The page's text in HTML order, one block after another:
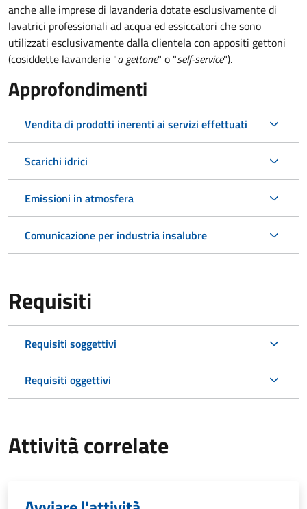
anche alle imprese di lavanderia dotate esclusivamente di
lavatrici professionali ad acqua ed essiccatori che sono
utilizzati esclusivamente dalla clientela con appositi gettoni
(cosiddette lavanderie "a gettone" o "self-service").
Approfondimenti
Vendita di prodotti inerenti ai servizi effettuati
Scarichi idrici
Emissioni in atmosfera
Comunicazione per industria insalubre
Requisiti
Requisiti soggettivi
Requisiti oggettivi
Attività correlate